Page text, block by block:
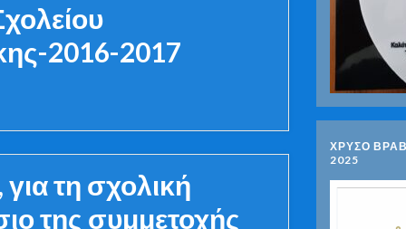
2016-2017
τη σχολική
της συμμετοχής
ΧΡΥΣΟ
2025